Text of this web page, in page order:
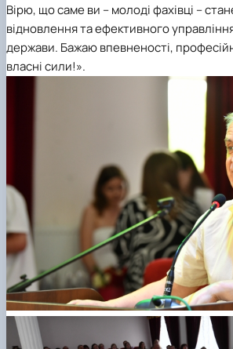
Вірю, що саме ви – молоді фахівці –
відновлення та ефективного
держави. Бажаю впевненості,
власні сили!».